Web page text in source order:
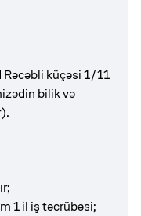
küçəsi 1/11
bilik və
1 il iş təcrübəsi;